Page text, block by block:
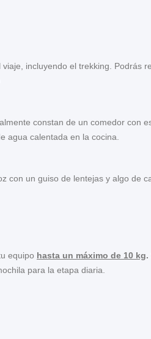
incluyendo el trekking. Podrás
constan de un comedor con
agua calentada en la cocina.
con un guiso de lentejas y algo de
equipo hasta un máximo de 10 kg.
para la etapa diaria.